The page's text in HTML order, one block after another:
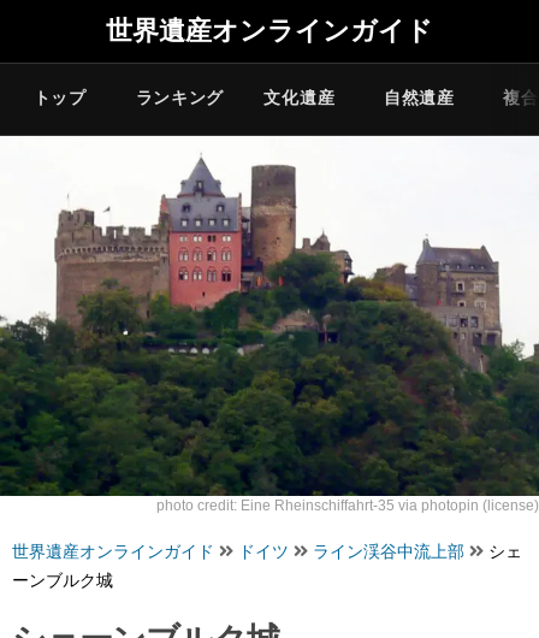
世界遺産オンラインガイド
トップ ランキング 文化遺産 自然遺産 複
photo credit: Eine Rheinschiffahrt-35 via photopin (license)
世界遺産オンラインガイド ドイツ ライン渓谷中流上部
シェ
ーンブルク城